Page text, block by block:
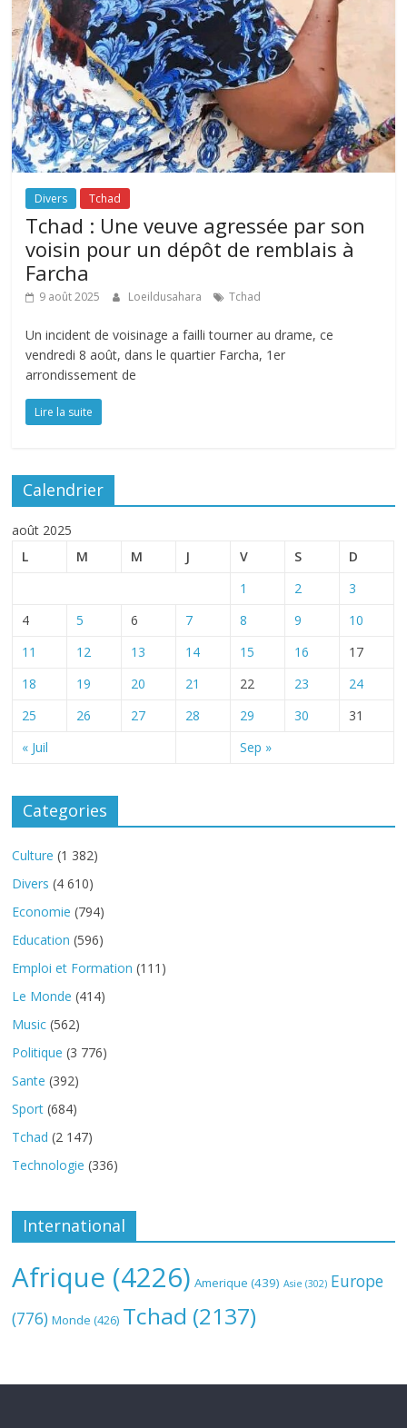
Divers Tchad
Tchad : Une veuve agressée par son
voisin pour un dépôt de remblais à
Farcha
9 août 2025 Loeildusahara Tchad
Un incident de voisinage a failli tourner au drame, ce
vendredi 8 août, dans le quartier Farcha, 1er
arrondissement de
Lire la suite
Calendrier
août 2025
L
M M J V S D
« Juil Sep »
1 2
3
4
5 6 7 8 9
10
11
12 13 14 15 16
17
18
19 20 21 22 23
24
25
26 27 28 29 30 31
Categories
Culture (1 382)
Divers (4 610)
Economie (794)
Education (596)
Emploi et Formation (111)
Le Monde (414)
Music (562)
Politique (3 776)
Sante (392)
Sport (684)
Tchad (2 147)
Technologie (336)
International
Afrique (4226) Amerique (439) Asie (302) Europe
(776) Monde (426) Tchad (2137)